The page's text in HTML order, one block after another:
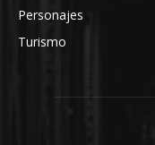
Personajes
Turismo